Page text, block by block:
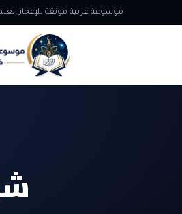
موسوعة عربية موثقة للإعجاز